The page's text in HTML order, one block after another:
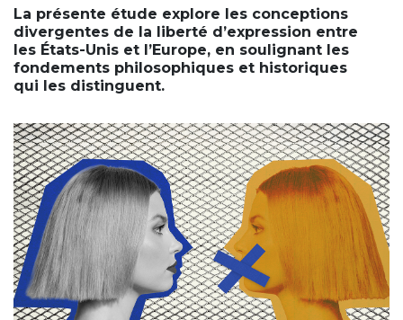
La présente étude explore les conceptions
divergentes de la liberté d’expression entre
les États-Unis et l’Europe, en soulignant les
fondements philosophiques et historiques
qui les distinguent.